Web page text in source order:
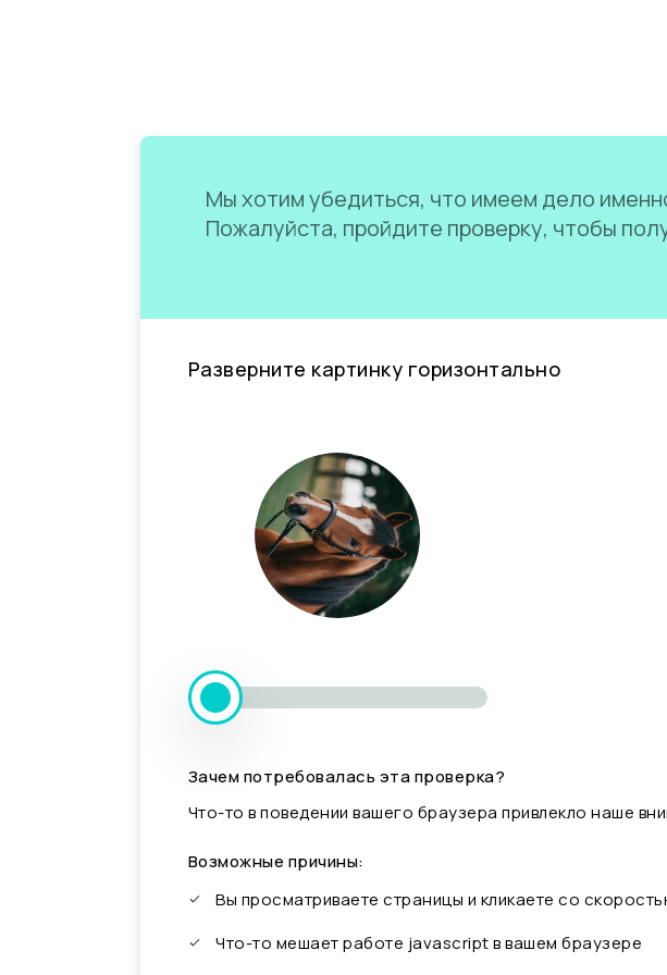
Мы хотим убедиться, что имеем дело
Пожалуйста, пройдите проверку, чтобы
Разверните картинку горизонтально
Зачем потребовалась эта проверка?
Что-то в поведении вашего браузера привлекло наше
Возможные причины:
Вы просматриваете страницы и кликаете со
Что-то мешает работе javascript в вашем браузере